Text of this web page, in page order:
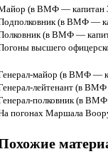
(в ВМФ — капитан
(в ВМФ —
(в ВМФ —
высшего
майор (в ВМФ —
лейтенант (в
полковник (в
погонах Маршала